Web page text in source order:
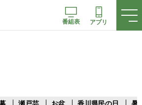
番組表 アプリ